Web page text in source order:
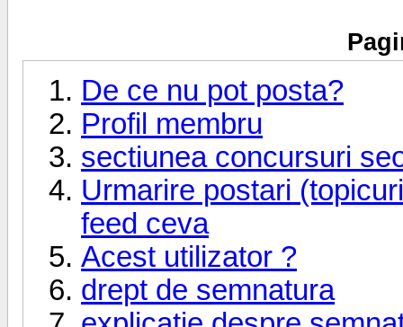
De ce nu pot posta?
Profil membru
sectiunea concursuri
Urmarire postari
feed ceva
Acest utilizator ?
drept de semnatura